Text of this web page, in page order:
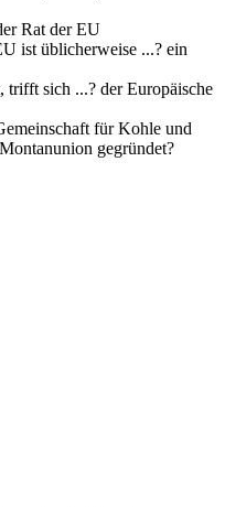
Rat der EU
ist üblicherweise ...? ein
trifft sich ...? der Europäische
für Kohle und
gegründet?